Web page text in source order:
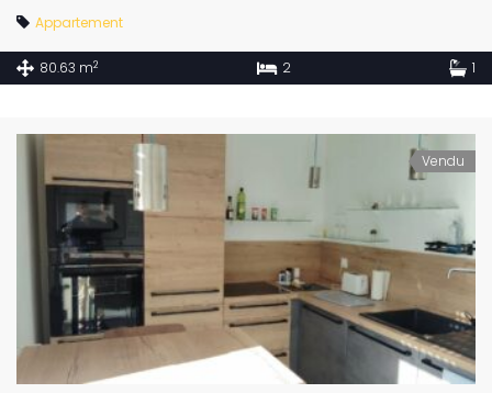
Appartement
80.63 m2 2 1
Vendu